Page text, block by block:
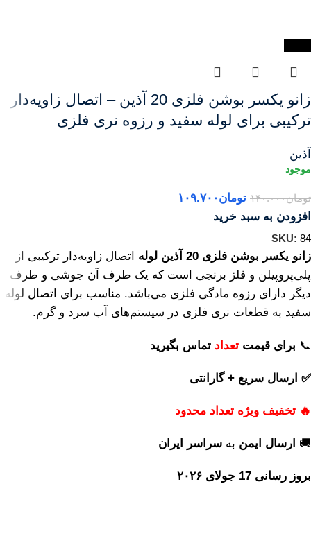
زانو یکسر بوشن فلزی 20 آذین – اتصال زاویه‌دار
ترکیبی برای لوله سفید و رزوه نری فلزی
آذین
تومان۱۴۰.۰۰۰ تومان۱۰۹.۷۰۰
افزودن به سبد خرید
SKU: 84
زانو یکسر بوشن فلزی 20 آذین لوله
اتصال زاویه‌دار ترکیبی از
پلی‌پروپیلن و فلز برنجی است که یک طرف آن جوشی و طرف
دیگر دارای رزوه مادگی فلزی می‌باشد. مناسب برای اتصال لوله
سفید به قطعات نری فلزی در سیستم‌های آب سرد و گرم.
📞 برای قیمت تعداد تماس بگیرید
✅ ارسال سریع + گارانتی
🔥 تخفیف ویژه تعداد محدود
🚚 ارسال ایمن به سراسر ایران
بروز رسانی 17 جولای ۲۰۲۶